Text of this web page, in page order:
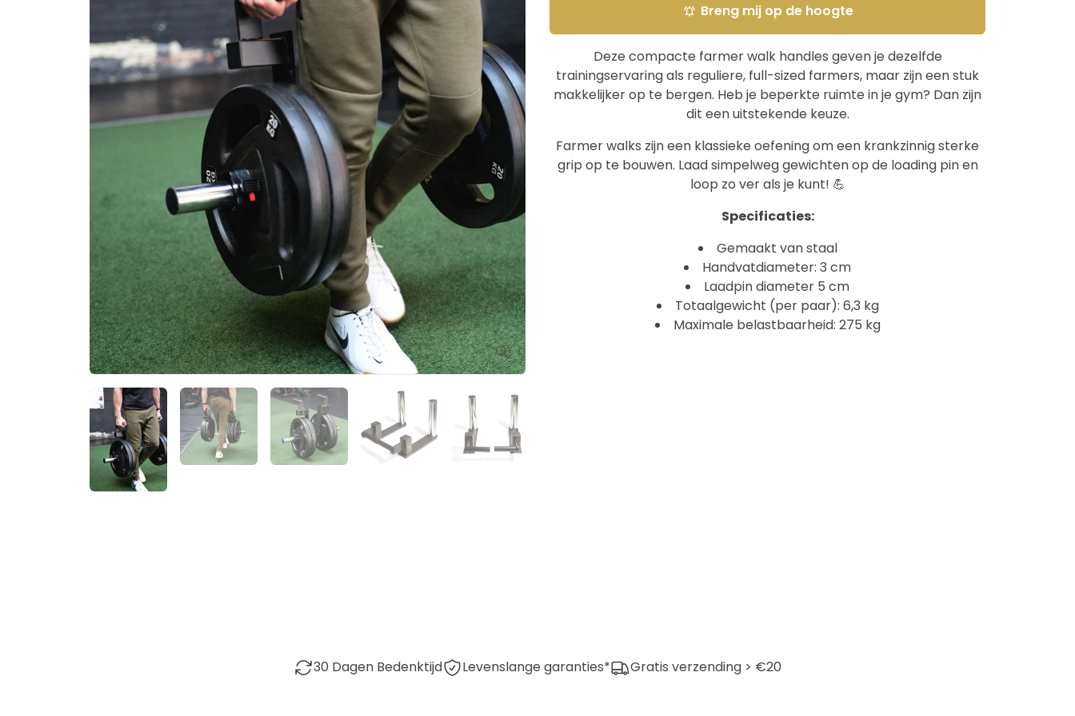
notifications_active Breng mij op de hoogte
Deze compacte farmer walk handles geven je dezelfde
trainingservaring als reguliere, full-sized farmers, maar zijn een stuk
makkelijker op te bergen. Heb je beperkte ruimte in je gym? Dan zijn
dit een uitstekende keuze.
Farmer walks zijn een klassieke oefening om een krankzinnig sterke
grip op te bouwen. Laad simpelweg gewichten op de loading pin en
loop zo ver als je kunt! 💪
Specificaties:
Gemaakt van staal
Handvatdiameter: 3 cm
Laadpin diameter 5 cm
Totaalgewicht (per paar): 6,3 kg
Maximale belastbaarheid: 275 kg
30 Dagen Bedenktijd Levenslange garanties* Gratis verzending > €20